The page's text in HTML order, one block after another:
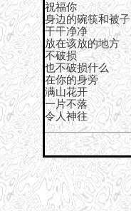
祝福你
身边的碗筷和被子
干干净净
放在该放的地方
不破损
也不破损什么
在你的身旁
满山花开
一片不落
令人神往